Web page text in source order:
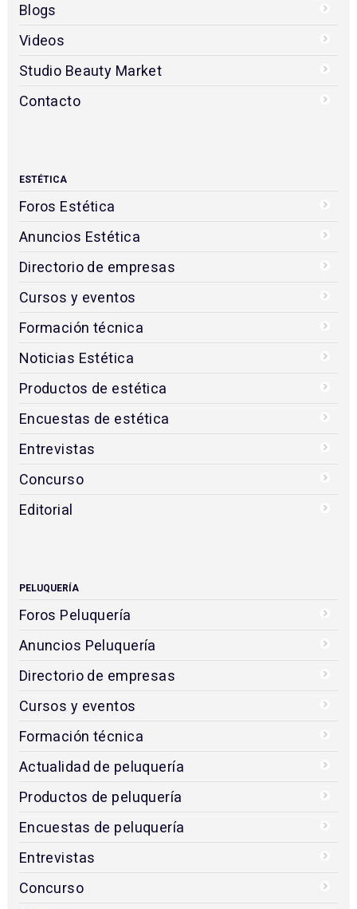
Blogs
Videos
Studio Beauty Market
Contacto
ESTÉTICA
Foros Estética
Anuncios Estética
Directorio de empresas
Cursos y eventos
Formación técnica
Noticias Estética
Productos de estética
Encuestas de estética
Entrevistas
Concurso
Editorial
PELUQUERÍA
Foros Peluquería
Anuncios Peluquería
Directorio de empresas
Cursos y eventos
Formación técnica
Actualidad de peluquería
Productos de peluquería
Encuestas de peluquería
Entrevistas
Concurso